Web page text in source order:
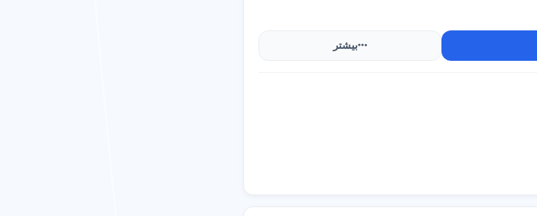
آشپزی یا جهیزیه انتخاب کنید تا بهترین تجربه را داشته
و چینی زرین ایران را در نظر بگیرید.
بیشتر